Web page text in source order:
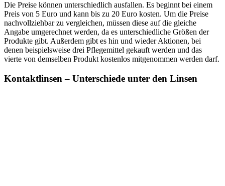
Die Preise können unterschiedlich ausfallen. Es beginnt bei einem
Preis von 5 Euro und kann bis zu 20 Euro kosten. Um die Preise
nachvollziehbar zu vergleichen, müssen diese auf die gleiche
Angabe umgerechnet werden, da es unterschiedliche Größen der
Produkte gibt. Außerdem gibt es hin und wieder Aktionen, bei
denen beispielsweise drei Pflegemittel gekauft werden und das
vierte von demselben Produkt kostenlos mitgenommen werden darf.
Kontaktlinsen – Unterschiede unter den Linsen